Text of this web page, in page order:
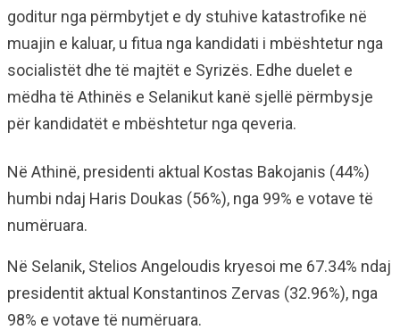
goditur nga përmbytjet e dy stuhive katastrofike në
muajin e kaluar, u fitua nga kandidati i mbështetur nga
socialistët dhe të majtët e Syrizës. Edhe duelet e
mëdha të Athinës e Selanikut kanë sjellë përmbysje
për kandidatët e mbështetur nga qeveria.
Në Athinë, presidenti aktual Kostas Bakojanis (44%)
humbi ndaj Haris Doukas (56%), nga 99% e votave të
numëruara.
Në Selanik, Stelios Angeloudis kryesoi me 67.34% ndaj
presidentit aktual Konstantinos Zervas (32.96%), nga
98% e votave të numëruara.